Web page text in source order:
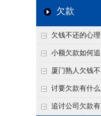
法比公司好使
还几年了，2026年用
死账变活
欠款
欠钱不还的心理
是什么？读懂欠款人
的心态催收事半功倍
小额欠款如何追
讨 厦门熟人欠钱不
还？2026年合法秘
籍！
讨要欠款有什么
好办法追讨公司欠款有